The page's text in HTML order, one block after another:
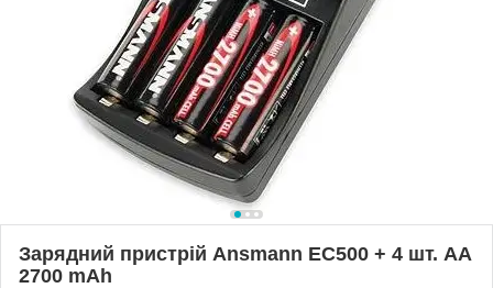
Зарядний пристрій Ansmann EC500 + 4 шт. AA
2700 mAh